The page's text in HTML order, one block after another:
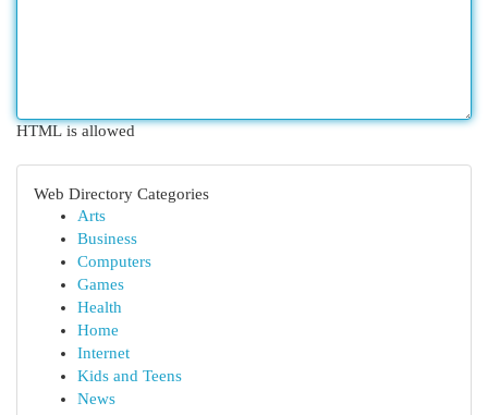
HTML is allowed
Web Directory Categories
Arts
Business
Computers
Games
Health
Home
Internet
Kids and Teens
News